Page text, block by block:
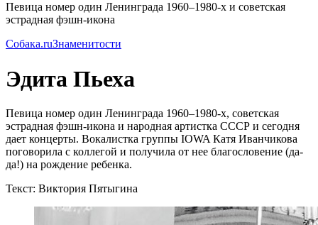
Певица номер один Ленинграда 1960–1980-х и советская
эстрадная фэшн-икона
Собака.ruЗнаменитости
Эдита Пьеха
Певица номер один Ленинграда 1960–1980-х, советская
эстрадная фэшн-икона и народная артистка СССР и сегодня
дает концерты. Вокалистка группы IOWA Катя Иванчикова
поговорила с коллегой и получила от нее благословение (да-
да!) на рождение ребенка.
Текст: Виктория Пятыгина